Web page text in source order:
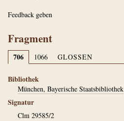
Feedback geben
Fragment
706 1066 GLOSSEN
Bibliothek
München, Bayerische Staatsbibliothek
Signatur
Clm 29585/2